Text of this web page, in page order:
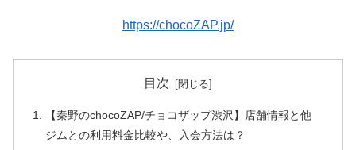
https://chocoZAP.jp/
目次
【秦野のchocoZAP/チョコザップ渋沢】店舗情報と他
ジムとの利用料金比較や、入会方法は？